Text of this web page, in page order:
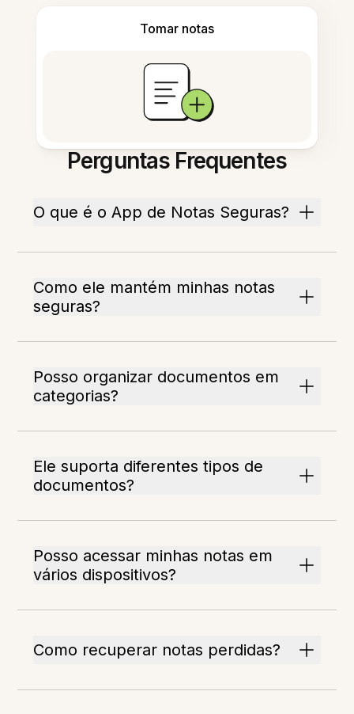
Tomar notas
Perguntas Frequentes
O que é o App de Notas Seguras?
Como ele mantém minhas notas
seguras?
Posso organizar documentos em
categorias?
Ele suporta diferentes tipos de
documentos?
Posso acessar minhas notas em
vários dispositivos?
Como recuperar notas perdidas?